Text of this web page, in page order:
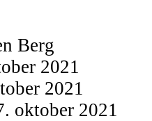
Berg
2021
2021
oktober 2021